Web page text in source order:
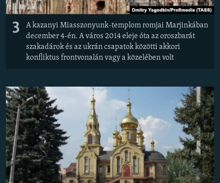
3
A kazanyi Miasszonyunk-templom romjai Marjinkában
december 4-én. A város 2014 eleje óta az oroszbarát
szakadárok és az ukrán csapatok közötti akkori
konfliktus frontvonalán vagy a közelében volt